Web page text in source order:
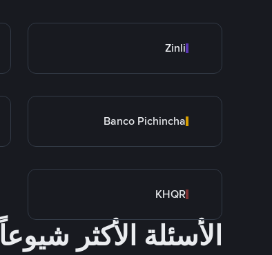
Zinli
Banco Pichincha
KHQR
الأسئلة الأكثر شيوعاً